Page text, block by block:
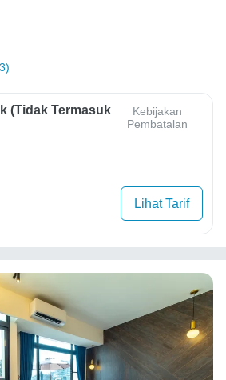
(Tidak Termasuk
Kebijakan
Pembatalan
Lihat Tarif